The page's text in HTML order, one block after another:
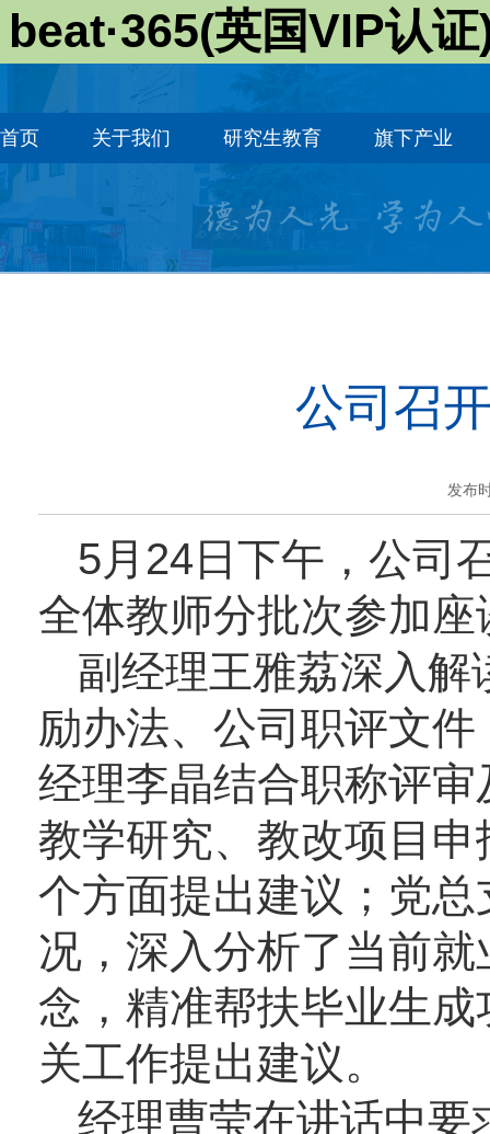
beat·365(英国VIP认
首页 关于我们 研究生教育 旗下产业
公司召
发布
5月24日下午，公司
全体教师分批次参加座
副经理王雅荔深入
励办法、公司职评文
经理李晶结合职称评
教学研究、教改项目
个方面提出建议；党
况，深入分析了当前
念，精准帮扶毕业生
关工作提出建议。
经理曹莹在讲话中要